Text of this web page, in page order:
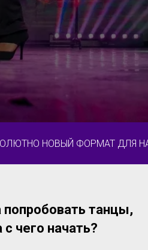
ФОРМАТ ДЛЯ
танцы,
с чего начать?